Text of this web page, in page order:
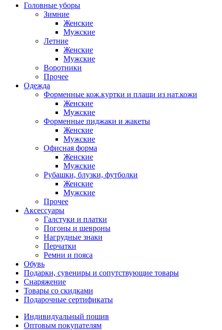
Головные уборы
Зимние
Женские
Мужские
Летние
Женские
Мужские
Воротники
Прочее
Одежда
Форменные кож.куртки и плащи из нат.кожи
Женские
Мужские
Форменные пиджаки и жакеты
Женские
Мужские
Офисная форма
Женские
Мужские
Рубашки, блузки, футболки
Женские
Мужские
Прочее
Аксессуары
Галстуки и платки
Погоны и шевроны
Нагрудные знаки
Перчатки
Ремни и пояса
Обувь
Подарки, сувениры и сопутствующие товары
Снаряжение
Товары со скидками
Подарочные сертификаты
Индивидуальный пошив
Оптовым покупателям